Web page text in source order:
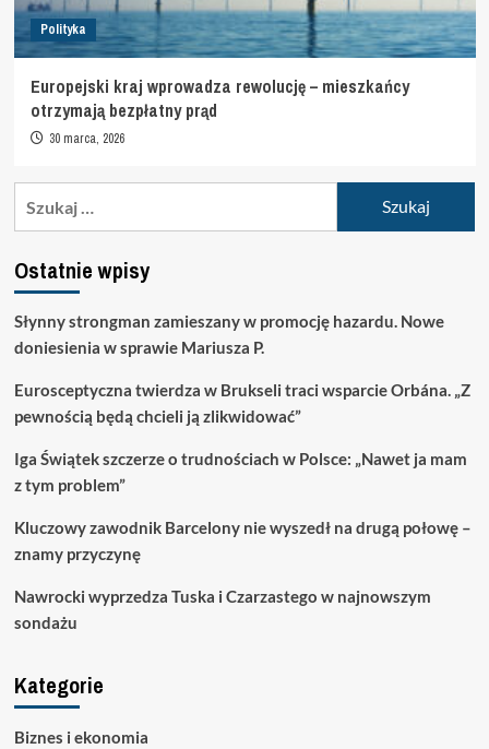
Polityka
Europejski kraj wprowadza rewolucję – mieszkańcy
otrzymają bezpłatny prąd
30 marca, 2026
Ostatnie wpisy
Słynny strongman zamieszany w promocję hazardu. Nowe
doniesienia w sprawie Mariusza P.
Eurosceptyczna twierdza w Brukseli traci wsparcie Orbána. „Z
pewnością będą chcieli ją zlikwidować”
Iga Świątek szczerze o trudnościach w Polsce: „Nawet ja mam
z tym problem”
Kluczowy zawodnik Barcelony nie wyszedł na drugą połowę –
znamy przyczynę
Nawrocki wyprzedza Tuska i Czarzastego w najnowszym
sondażu
Kategorie
Biznes i ekonomia